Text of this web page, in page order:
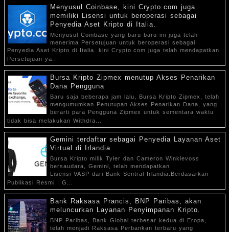
Menyusul Coinbase, kini Crypto.com juga
memiliki Lisensi untuk beroperasi sebagai
Penyedia Aset Kripto di Italia.
Menyusul Coinbase yang baru-baru ini juga telah
menerima Persetujuan untuk beroperasi sebagai
Penyedia Aset Kripto di Italia. kini Crypto.com juga telah mendapatkan
Persetujuan ya...
Bursa Kripto Zipmex menutup Akses Penarikan
Dana Pengguna
Baru saja beberapa jam lalu, Bursa Kripto Zipmex, telah
mengumumkan Penutupan Akses Penarikan Dana, yang
berarti para Pengguna Zipmex untuk sementara waktu
tidak bisa melakukan Withdra...
Gemini terdaftar sebagai Penyedia Layanan Aset
Virtual di Irlandia
Bursa Kripto milik Tyler dan Cameron Winklevoss
bersaudara, Gemini, telah mendapatkan
Lisensi VASP dari Bank Sentral Irlandia.Berdasarkan
Publikasi Resmi : G...
Bank Raksasa Prancis, BNP Paribas, akan
meluncurkan Layanan Penyimpanan Kripto.
BNP Paribas, Bank Global terbesar kedua di Eropa,
telah menjadi Raksasa Perbankan terbaru yang